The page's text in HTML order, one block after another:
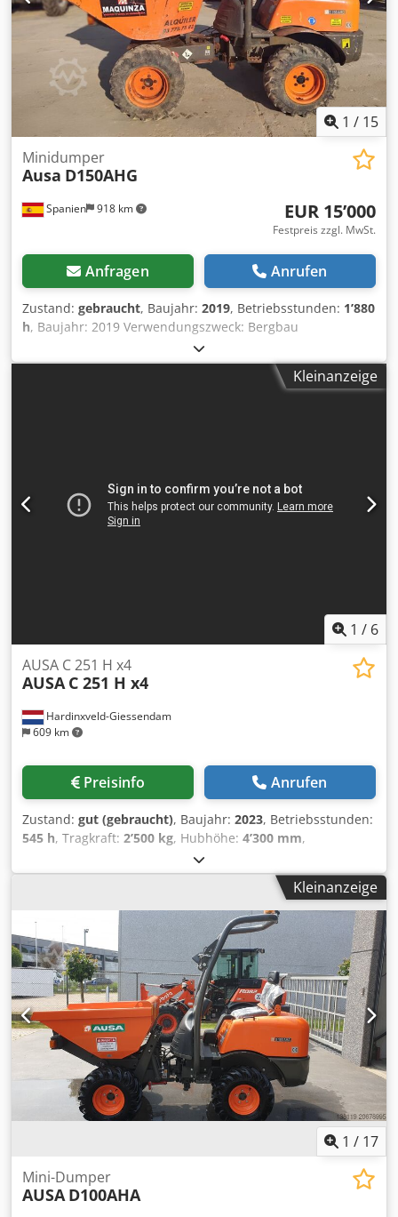
1 / 15
Spanien 918 km
Minidumper
Ausa D150AHG
EUR 15’000
Festpreis zzgl. MwSt.
Anfragen Anrufen
Zustand: gebraucht, Baujahr: 2019, Betriebsstunden: 1’880
h, Baujahr: 2019 Verwendungszweck: Bergbau
Leergewicht: 1.510 kg Zuladung: 1.500 kg zGG: 3.010 kg
Abmessungen (L x B x H): 314 x 145 x 265 cm Cjdpfx Asx U
Kleinanzeige
1 / 6
Hardinxveld-Giessendam
609 km
AUSA C 251 H x4
AUSA C 251 H x4
Preisinfo Anrufen
Zustand: gut (gebraucht), Baujahr: 2023, Betriebsstunden:
545 h, Tragkraft: 2’500 kg, Hubhöhe: 4’300 mm,
, Masttyp:Triplex
Verwendungszweck: Interne Logistik Anzahl der Ventile: 3
Allgemeiner Zustand: sehr gut Technischer Zustand: sehr
gut Optischer Zustand: sehr gut Wenden Sie sich an Pieter
de Vries , , ), um weitere Informationen zu erhalten.
Weitere Optionen und Zubehör 3 Ventil Codjxakw Dopfx
Adrjrf
Kleinanzeige
1 / 17
Mini-Dumper
AUSA D100AHA